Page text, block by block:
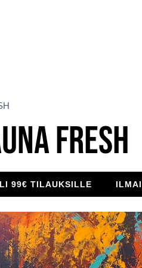
FRESH
ILMAINEN